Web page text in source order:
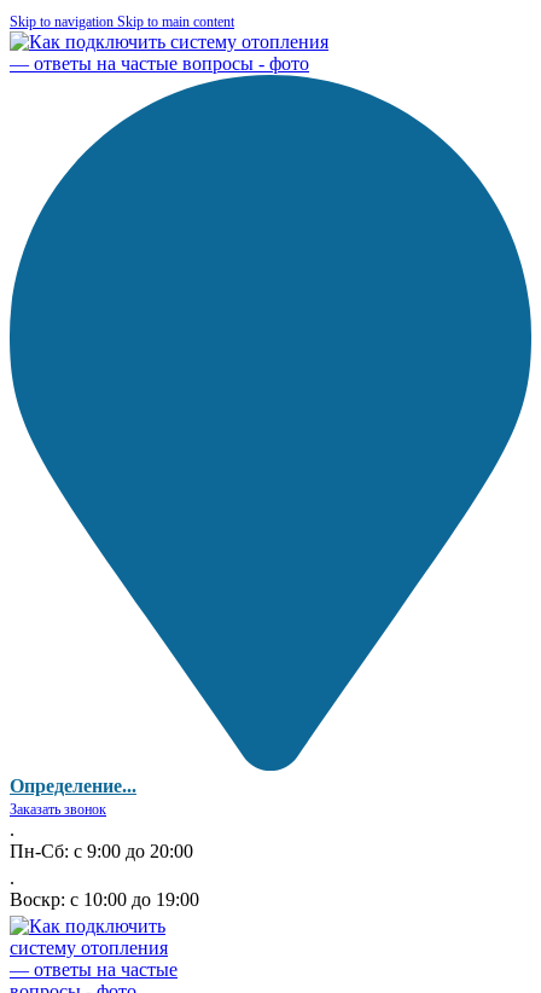
Skip to navigation Skip to main content
Определение...
Заказать звонок
.
Пн-Сб: с 9:00 до 20:00
.
Воскр: с 10:00 до 19:00